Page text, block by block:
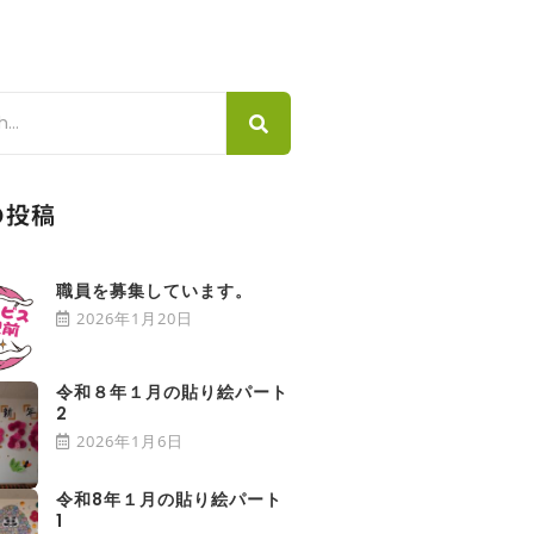
稿
職員を募集しています。
2026年1月20日
令和８年１月の貼り絵パート
2
2026年1月6日
令和8年１月の貼り絵パート
1